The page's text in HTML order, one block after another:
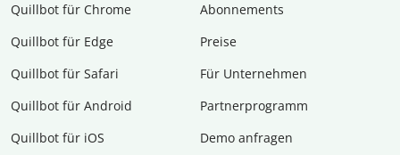
Quillbot für Chrome
Quillbot für Edge
Quillbot für Safari
Quillbot für Android
Quillbot für iOS
Abon­ne­ments
Preise
Für Unternehmen
Partnerprogramm
Demo anfragen